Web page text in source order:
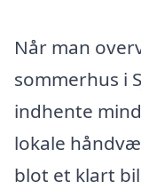
Når man
sommerhus i
indhente
lokale
blot et klart